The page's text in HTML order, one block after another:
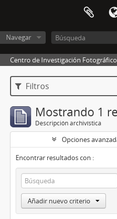
Navegar
Centro de Investigación
Filtros
Mostrando 1
Descripción archivística
Opciones
Encontrar resultados con :
Añadir nuevo criterio